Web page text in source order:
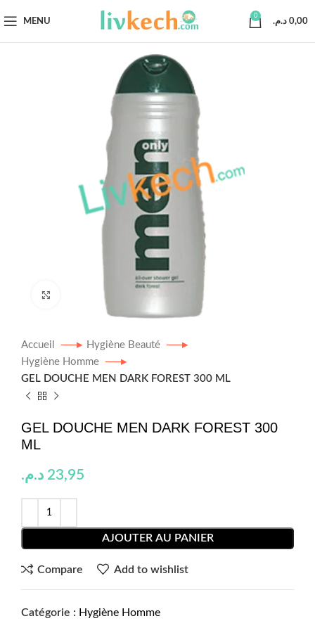
MENU
0
0,00 د.م.
Accueil
Hygiène Beauté
Hygiène Homme
GEL DOUCHE MEN DARK FOREST 300 ML
GEL DOUCHE MEN DARK FOREST 300
ML
23,95 د.م.
AJOUTER AU PANIER
Compare Add to wishlist
Catégorie : Hygiène Homme